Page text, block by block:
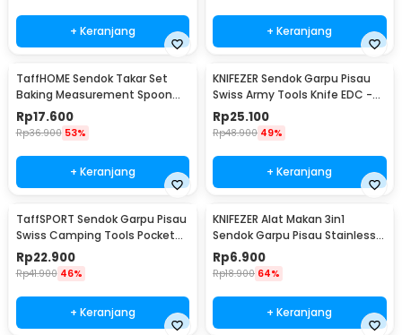
+ Keranjang + Keranjang
TaffHOME Sendok Takar Set
Baking Measurement Spoon
0.62-15ml 6 PCS - 16752
Rp17.600
Rp36.900 53%
+ Keranjang
KNIFEZER Sendok Garpu Pisau
Swiss Army Tools Knife EDC -
A010
Rp25.100
Rp48.900 49%
+ Keranjang
TaffSPORT Sendok Garpu Pisau
Swiss Camping Tools Pocket
Knife EDC 5in1 - A008
Rp22.900
Rp41.900 46%
+ Keranjang
KNIFEZER Alat Makan 3in1
Sendok Garpu Pisau Stainless
Travel 20cm - HG1514
Rp6.900
Rp18.900 64%
+ Keranjang